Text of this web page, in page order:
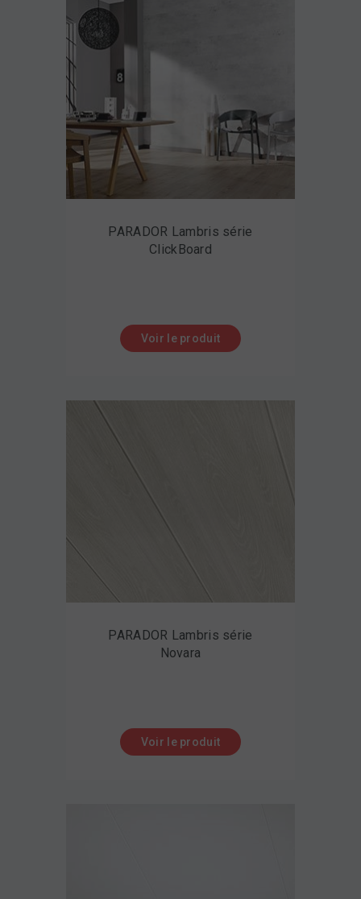
PARADOR Lambris série
ClickBoard
Voir le produit
PARADOR Lambris série
Novara
Voir le produit